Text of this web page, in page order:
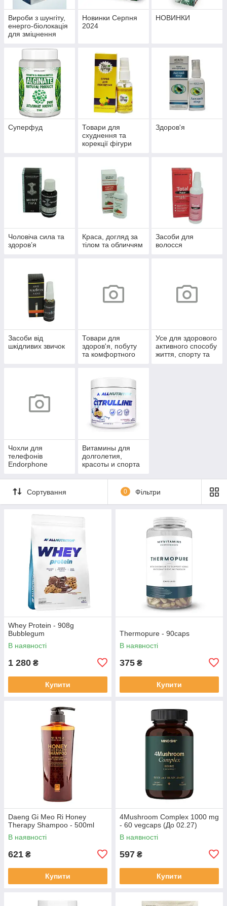
Вироби з шунгіту,
енерго-біолокація
для зміцнення
профілактики
хвороб
Новинки Серпня
2024
НОВИНКИ
Суперфуд
Товари для
схуднення та
корекції фігури
Здоров'я
Чоловіча сила та
здоров’я
Краса, догляд за
тілом та обличчям
Засоби для
волосся
Засоби від
шкідливих звичок
Товари для
здоров'я, побуту
та комфортного
Усе для здорового
активного способу
життя, спорту та
Чохли для
телефонів
Endorphone
Витамины для
долголетия,
красоты и спорта
Сортування 0 Фільтри
Whey Protein - 908g
Bubblegum
В наявності
1 280 ₴
Купити
Thermopure - 90caps
В наявності
375 ₴
Купити
Daeng Gi Meo Ri Honey
Therapy Shampoo - 500ml
В наявності
621 ₴
Купити
4Mushroom Complex 1000 mg
- 60 vegcaps (До 02.27)
В наявності
597 ₴
Купити